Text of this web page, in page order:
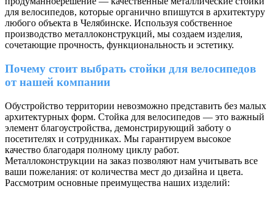
для велосипедов, которые органично впишутся в архитектуру
любого объекта в Челябинске. Используя собственное
производство металлоконструкций, мы создаем изделия,
сочетающие прочность, функциональность и эстетику.
Почему стоит выбрать стойки для велосипедов
от нашей компании
Обустройство территории невозможно представить без малых
архитектурных форм. Стойка для велосипедов — это важный
элемент благоустройства, демонстрирующий заботу о
посетителях и сотрудниках. Мы гарантируем высокое
качество благодаря полному циклу работ.
Металлоконструкции на заказ позволяют нам учитывать все
ваши пожелания: от количества мест до дизайна и цвета.
Рассмотрим основные преимущества наших изделий: